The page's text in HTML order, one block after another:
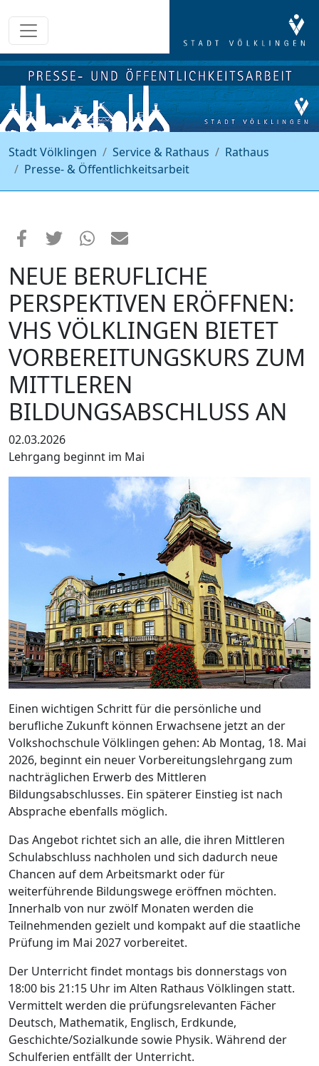
Stadt Völklingen Service & Rathaus
Rathaus
Presse- & Öffentlichkeitsarbeit
NEUE BERUFLICHE
PERSPEKTIVEN ERÖFFNEN:
VHS VÖLKLINGEN BIETET
VORBEREITUNGSKURS ZUM
MITTLEREN
BILDUNGSABSCHLUSS AN
02.03.2026
Lehrgang beginnt im Mai
Einen wichtigen Schritt für die persönliche und
berufliche Zukunft können Erwachsene jetzt an der
Volkshochschule Völklingen gehen: Ab Montag, 18. Mai
2026, beginnt ein neuer Vorbereitungslehrgang zum
nachträglichen Erwerb des Mittleren
Bildungsabschlusses. Ein späterer Einstieg ist nach
Absprache ebenfalls möglich.
Das Angebot richtet sich an alle, die ihren Mittleren
Schulabschluss nachholen und sich dadurch neue
Chancen auf dem Arbeitsmarkt oder für
weiterführende Bildungswege eröffnen möchten.
Innerhalb von nur zwölf Monaten werden die
Teilnehmenden gezielt und kompakt auf die staatliche
Prüfung im Mai 2027 vorbereitet.
Der Unterricht findet montags bis donnerstags von
18:00 bis 21:15 Uhr im Alten Rathaus Völklingen statt.
Vermittelt werden die prüfungsrelevanten Fächer
Deutsch, Mathematik, Englisch, Erdkunde,
Geschichte/Sozialkunde sowie Physik. Während der
Schulferien entfällt der Unterricht.